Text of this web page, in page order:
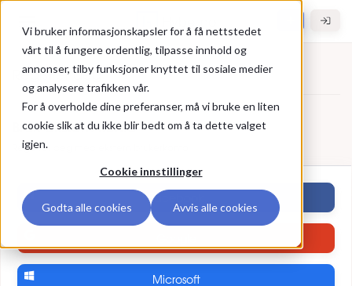
Vi bruker informasjonskapsler for å få nettstedet
vårt til å fungere ordentlig, tilpasse innhold og
annonser, tilby funksjoner knyttet til sosiale medier
og analysere trafikken vår.
For å overholde dine preferanser, må vi bruke en liten
cookie slik at du ikke blir bedt om å ta dette valget
igjen.
Cookie innstillinger
Godta alle cookies Avvis alle cookies
Registrer deg
Registrer deg
Bruk ekstern konto
Registrer deg med ekstern brukerkonto
Facebook
Microsoft